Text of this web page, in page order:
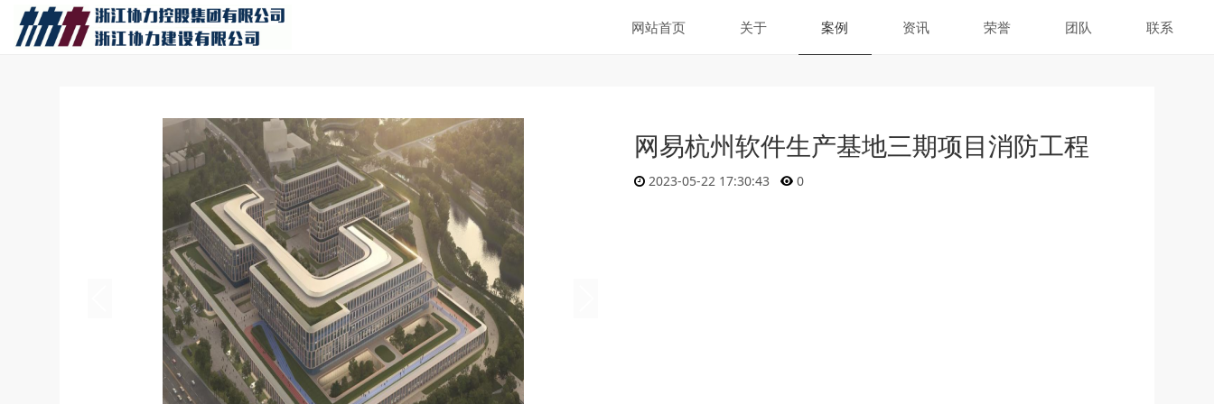
网站首页 关于 案例 资讯 荣誉 团队 联系
网易杭州软件生产基地三期项目消防工程
2023-05-22 17:30:43 0